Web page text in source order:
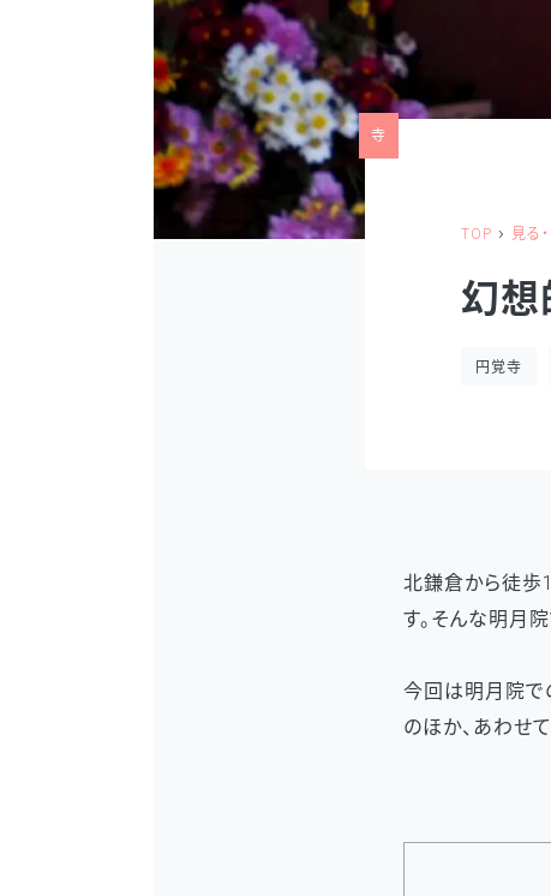
TOP › 見る
寺
幻想
円覚寺
北鎌倉から徒歩
す。そんな明月
今回は明月院で
のほか、あわせ